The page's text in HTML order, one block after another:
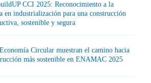
CCI 2025: Reconocimiento a la
en industrialización para una construcción
sostenible y segura
Circular muestran el camino hacia
más sostenible en ENAMAC 2025